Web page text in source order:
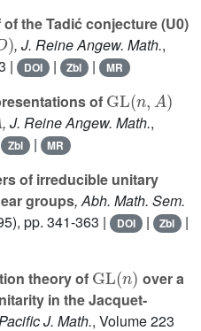
of the Tadić conjecture (U0)
)
, J. Reine Angew. Math.,
| DOI | Zbl | MR
of
( A)
, J. Reine Angew. Math.,
Zbl | MR
of irreducible unitary
groups, Abh. Math. Sem.
pp. 341-363 | DOI | Zbl |
theory of
( )
over a
in the Jacquet-
J. Math., Volume 223